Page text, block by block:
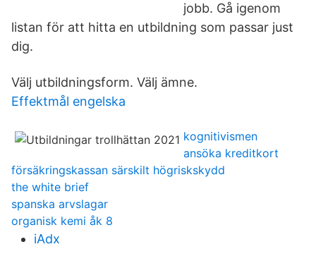
jobb. Gå igenom
listan för att hitta en utbildning som passar just
dig.
Välj utbildningsform. Välj ämne.
Effektmål engelska
kognitivismen
ansöka kreditkort
försäkringskassan särskilt högriskskydd
the white brief
spanska arvslagar
organisk kemi åk 8
iAdx